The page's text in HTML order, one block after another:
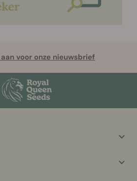
voor onze nieuwsbrief